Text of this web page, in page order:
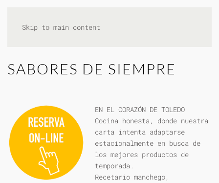
Skip to main content
SABORES DE SIEMPRE
EN EL CORAZÓN DE TOLEDO
Cocina honesta, donde nuestra
carta intenta adaptarse
estacionalmente en busca de
los mejores productos de
temporada.
Recetario manchego,